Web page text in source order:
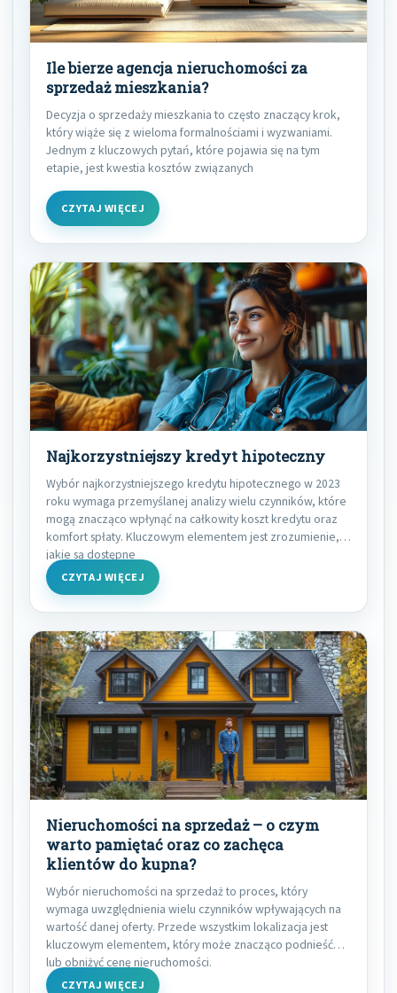
Ile bierze agencja nieruchomości za
sprzedaż mieszkania?
Decyzja o sprzedaży mieszkania to często znaczący krok,
który wiąże się z wieloma formalnościami i wyzwaniami.
Jednym z kluczowych pytań, które pojawia się na tym
etapie, jest kwestia kosztów związanych
CZYTAJ WIĘCEJ
Najkorzystniejszy kredyt hipoteczny
Wybór najkorzystniejszego kredytu hipotecznego w 2023
roku wymaga przemyślanej analizy wielu czynników, które
mogą znacząco wpłynąć na całkowity koszt kredytu oraz
komfort spłaty. Kluczowym elementem jest zrozumienie,
jakie są dostępne
CZYTAJ WIĘCEJ
Nieruchomości na sprzedaż – o czym
warto pamiętać oraz co zachęca
klientów do kupna?
Wybór nieruchomości na sprzedaż to proces, który
wymaga uwzględnienia wielu czynników wpływających na
wartość danej oferty. Przede wszystkim lokalizacja jest
kluczowym elementem, który może znacząco podnieść
lub obniżyć cenę nieruchomości.
CZYTAJ WIĘCEJ